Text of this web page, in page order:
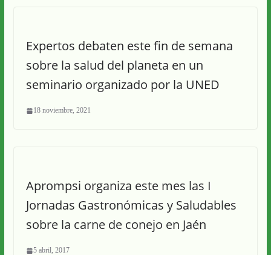
Expertos debaten este fin de semana
sobre la salud del planeta en un
seminario organizado por la UNED
18 noviembre, 2021
Aprompsi organiza este mes las I
Jornadas Gastronómicas y Saludables
sobre la carne de conejo en Jaén
5 abril, 2017